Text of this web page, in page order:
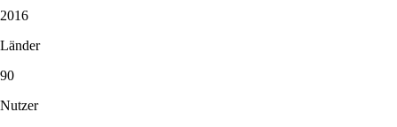
2016
Länder
90
Nutzer